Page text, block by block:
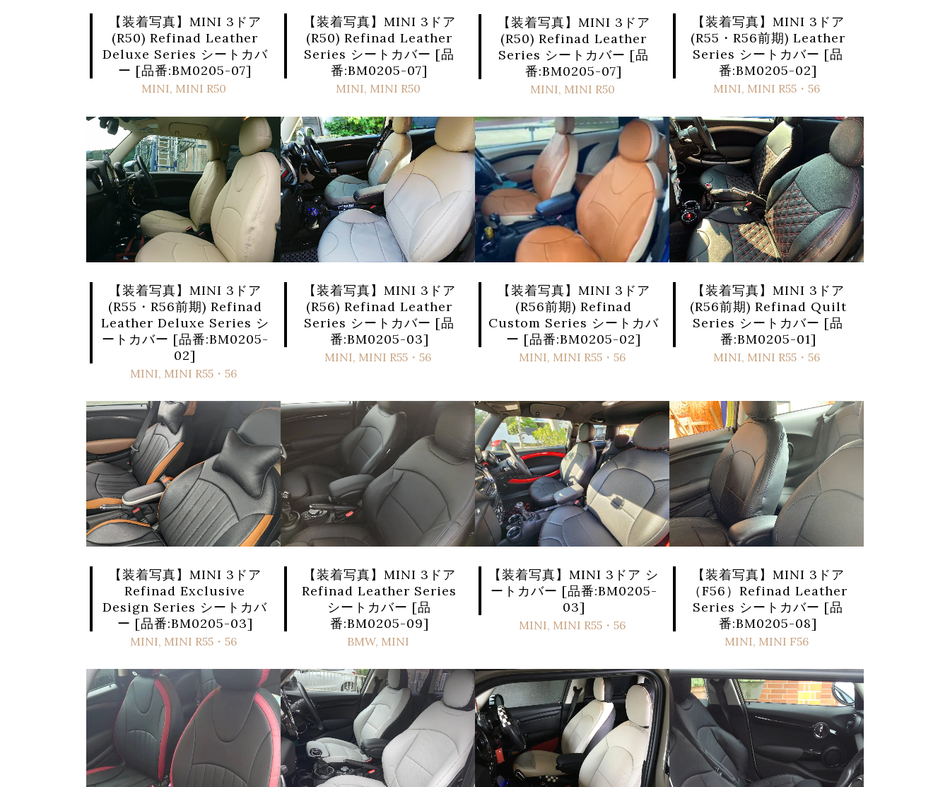
【装着写真】MINI 3ドア
(R50) Refinad Leather
Deluxe Series シートカバ
ー [品番:BM0205-07]
MINI, MINI R50
【装着写真】MINI 3ドア
(R50) Refinad Leather
Series シートカバー [品
番:BM0205-07]
MINI, MINI R50
【装着写真】MINI 3ドア
(R50) Refinad Leather
Series シートカバー [品
番:BM0205-07]
MINI, MINI R50
【装着写真】MINI 3ドア
(R55・R56前期) Leather
Series シートカバー [品
番:BM0205-02]
MINI, MINI R55・56
【装着写真】MINI 3ドア
(R55・R56前期) Refinad
Leather Deluxe Series シ
ートカバー [品番:BM0205-
02]
MINI, MINI R55・56
【装着写真】MINI 3ドア
(R56) Refinad Leather
Series シートカバー [品
番:BM0205-03]
MINI, MINI R55・56
【装着写真】MINI 3ドア
(R56前期) Refinad
Custom Series シートカバ
ー [品番:BM0205-02]
MINI, MINI R55・56
【装着写真】MINI 3ドア
(R56前期) Refinad Quilt
Series シートカバー [品
番:BM0205-01]
MINI, MINI R55・56
【装着写真】MINI 3ドア
Refinad Exclusive
Design Series シートカバ
ー [品番:BM0205-03]
MINI, MINI R55・56
【装着写真】MINI 3ドア
Refinad Leather Series
シートカバー [品
番:BM0205-09]
BMW, MINI
【装着写真】MINI 3ドア シ
ートカバー [品番:BM0205-
03]
MINI, MINI R55・56
【装着写真】MINI 3ドア
（F56）Refinad Leather
Series シートカバー [品
番:BM0205-08]
MINI, MINI F56